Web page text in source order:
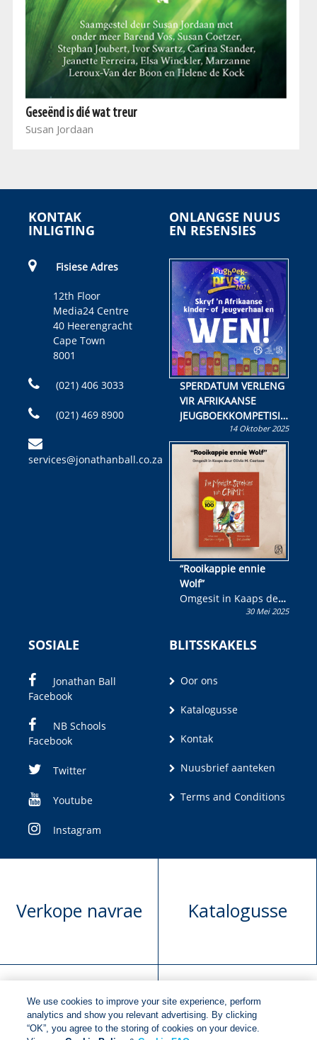
Geseënd is dié wat treur
Susan Jordaan
KONTAK
INLIGTING
Fisiese Adres
12th Floor
Media24 Centre
40 Heerengracht
Cape Town
8001
(021) 406 3033
(021) 469 8900
services@jonathanball.co.za
ONLANGSE NUUS
EN RESENSIES
SPERDATUM VERLENG
VIR AFRIKAANSE
JEUGBOEKKOMPETISIE
Skryf ’n jeugboek of
kinderboek en staan ’n
kans om R50 000 te
wen!
14 Oktober 2025
“Rooikappie ennie
Wolf”
Omgesit in Kaaps deur
Olivia M. Coetzee30 Mei 2025
SOSIALE
Jonathan Ball
Facebook
NB Schools
Facebook
Twitter
Youtube
Instagram
BLITSSKAKELS
Oor ons
Katalogusse
Kontak
Nuusbrief aanteken
Terms and Conditions
Verkope navrae Katalogusse
Manuskrip Versoek boekregte
We use cookies to improve your site experience, perform
analytics and show you relevant advertising. By clicking
“OK”, you agree to the storing of cookies on your device.